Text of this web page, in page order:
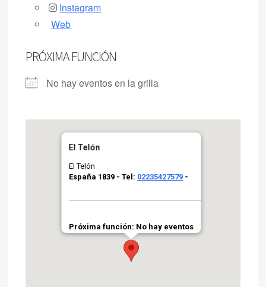
Instagram
Web
PRÓXIMA FUNCIÓN
No hay eventos en la grilla
El Telón
El Telón
España 1839 - Tel: 02235427579-
Próxima función: No hay eventos
por aquí agendados
Grilla completa